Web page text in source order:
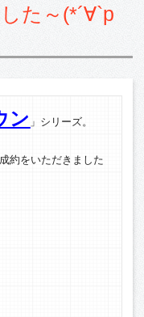
た～(*´∀`p
ン 」シリーズ。
約をいただきました